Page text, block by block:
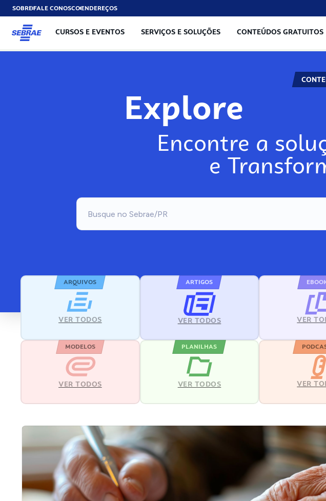
SOBREFALE CONOSCOENDEREÇOS
CURSOS E EVENTOS SERVIÇOS E SOLUÇÕES CONTEÚDOS GRATUITOS
Explore
Encontre a
e
ARQUIVOS
VER TODOS
ARTIGOS
VER TODOS VER
MODELOS
VER TODOS
PLANILHAS
VER TODOS VER